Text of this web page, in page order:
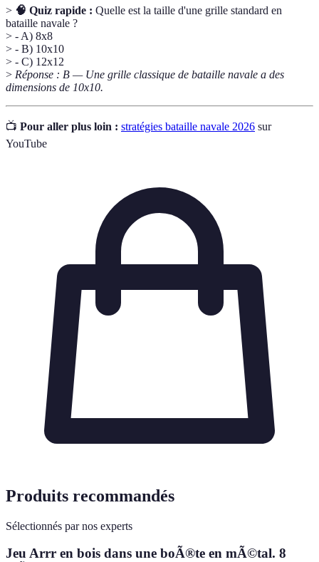
> 🧠 Quiz rapide : Quelle est la taille d'une grille standard en
bataille navale ?
> - A) 8x8
> - B) 10x10
> - C) 12x12
> Réponse : B — Une grille classique de bataille navale a des
dimensions de 10x10.
📺 Pour aller plus loin : stratégies bataille navale 2026 sur
YouTube
Produits recommandés
Sélectionnés par nos experts
Jeu Arrr en bois dans une boÃ®te en mÃ©tal. 8